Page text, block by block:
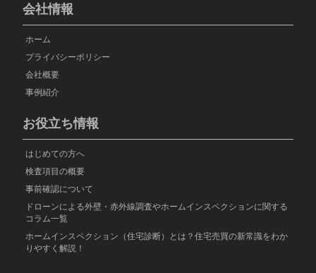
会社情報
ホーム
プライバシーポリシー
会社概要
事例紹介
お役立ち情報
はじめての方へ
検査項目の概要
事前確認について
ドローンによる外壁・赤外線調査やホームインスペクションに関する
コラム一覧
ホームインスペクション（住宅診断）とは？住宅売買の新常識をわか
りやすく解説！